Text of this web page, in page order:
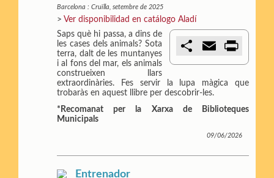
Barcelona : Cruïlla, setembre de 2025
> Ver disponibilidad en catálogo Aladí
r
m
l
t
Saps què hi passa, a dins de
les cases dels animals? Sota
terra, dalt de les muntanyes
i al fons del mar, els animals
construeixen llars
extraordinàries. Fes servir la lupa màgica que
trobaràs en aquest llibre per descobrir-les.
*Recomanat per la Xarxa de Biblioteques
Municipals
09/06/2026
Entrenador